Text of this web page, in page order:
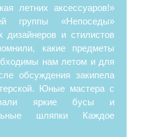
летних аксессуаров!»
группы «Непоседы»
дизайнеров и стилистов
какие предметы
нам летом и для
обсуждения закипела
Юные мастера с
яркие бусы и
шляпки Каждое